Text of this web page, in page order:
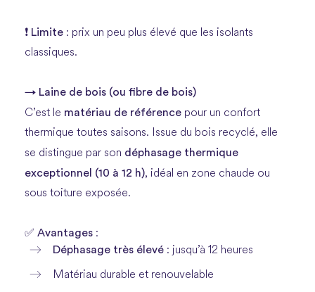
❗ Limite : prix un peu plus élevé que les isolants
classiques.
→ Laine de bois (ou fibre de bois)
C’est le matériau de référence pour un confort
thermique toutes saisons. Issue du bois recyclé, elle
se distingue par son déphasage thermique
exceptionnel (10 à 12 h), idéal en zone chaude ou
sous toiture exposée.
✅ Avantages :
Déphasage très élevé : jusqu’à 12 heures
Matériau durable et renouvelable